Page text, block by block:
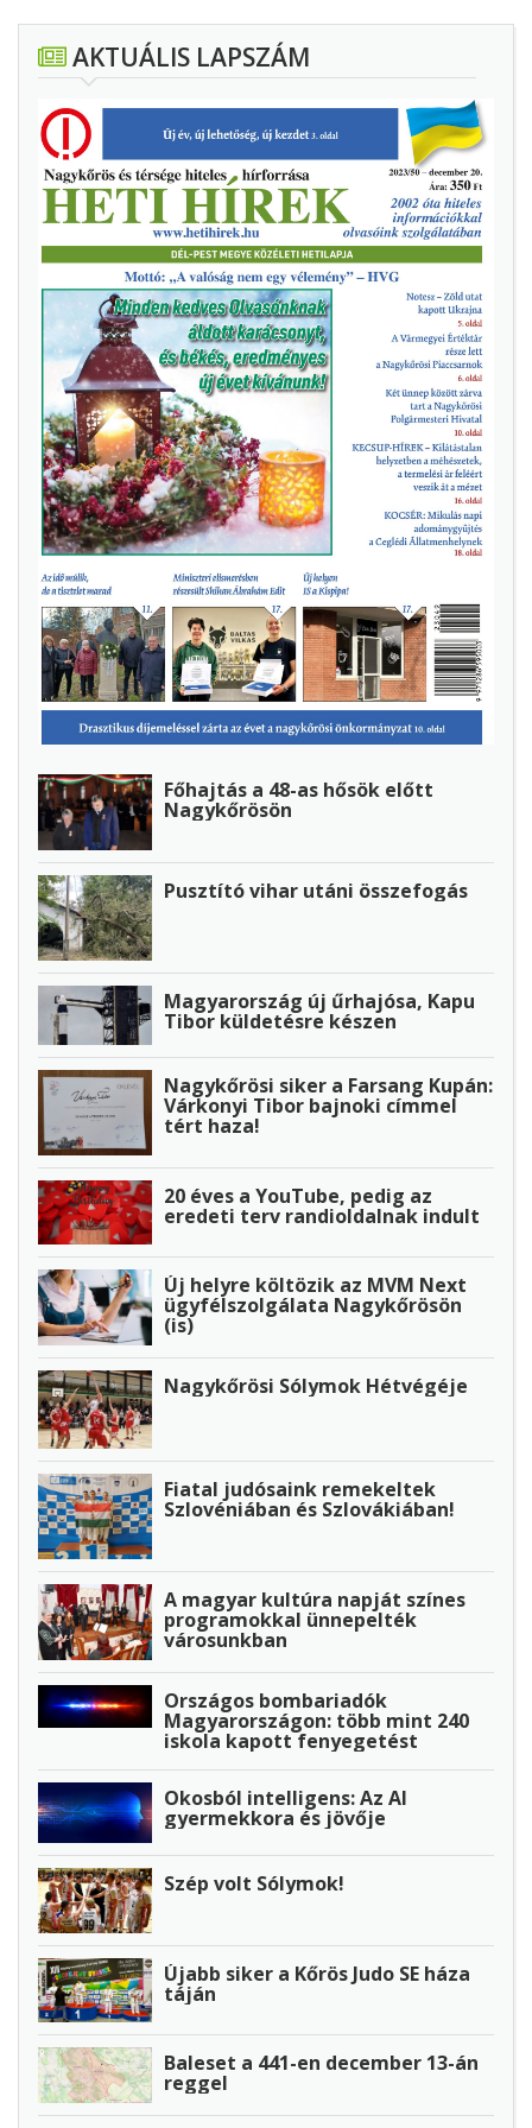
AKTUÁLIS LAPSZÁM
Főhajtás a 48-as hősök előtt
Nagykőrösön
Pusztító vihar utáni összefogás
Magyarország új űrhajósa, Kapu
Tibor küldetésre készen
Nagykőrösi siker a Farsang Kupán:
Várkonyi Tibor bajnoki címmel
tért haza!
20 éves a YouTube, pedig az
eredeti terv randioldalnak indult
Új helyre költözik az MVM Next
ügyfélszolgálata Nagykőrösön
(is)
Nagykőrösi Sólymok Hétvégéje
Fiatal judósaink remekeltek
Szlovéniában és Szlovákiában!
A magyar kultúra napját színes
programokkal ünnepelték
városunkban
Országos bombariadók
Magyarországon: több mint 240
iskola kapott fenyegetést
Okosból intelligens: Az AI
gyermekkora és jövője
Szép volt Sólymok!
Újabb siker a Kőrös Judo SE háza
táján
Baleset a 441-en december 13-án
reggel